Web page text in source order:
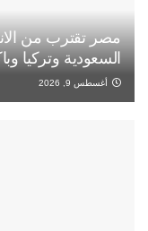
مصر تقترب من
السعودية وتركيا
أغسطس 9, 2026